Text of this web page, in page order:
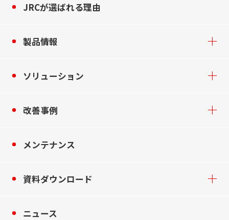
JRCが選ばれる理由
製品情報
ソリューション
改善事例
メンテナンス
資料ダウンロード
ニュース